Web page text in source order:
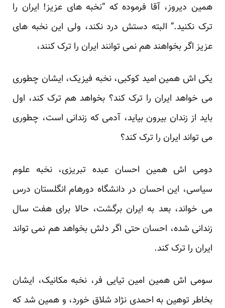
همین دیروز، آقا فرموده که “نخبه های عزیز! ایران را
ترک نکنید.” البته دستش درد نکند، ولی این نخبه های
عزیز اگر بخواهند هم نمی توانند ایران را ترک کنند،
یکی اش همین امید کوکبی، نخبه فیزیک، ایشان چطوری
می خواهد ایران را ترک کند؟ بخواهد هم ترک کند، اول
باید از زندان بیرون بیاید، آدمی که زندانی است، چطوری
می تواند ایران را ترک کند؟
دومی اش همین احسان عبده تبریزی، نخبه علوم
سیاسی، این احسان در دانشگاه دورهام انگلستان درس
می خواند، بعد به ایران برگشت، حالا برای هفت سال
زندانی شده، احسان حتی اگر دلش بخواهد هم نمی تواند
ایران را ترک کند.
سومی اش همین امین تیایی فر، نخبه مکانیک، ایشان
بخاطر توهین به احمدی نژاد شلاق خورد، و همین شد که